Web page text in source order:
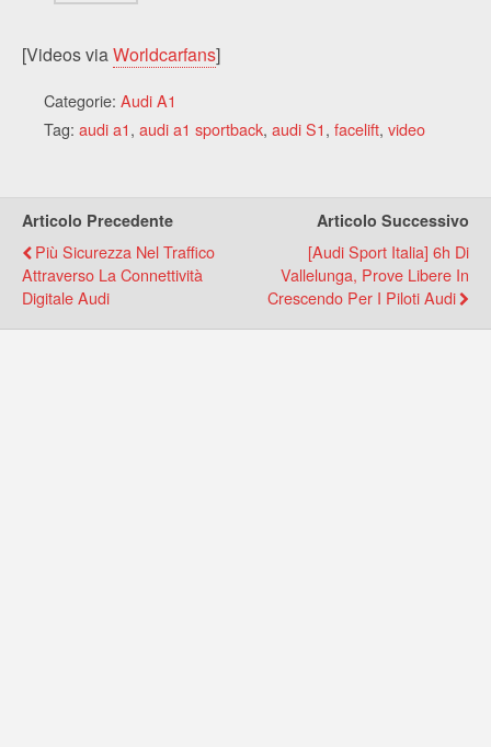
[Videos viaWorldcarfans]
Categorie: Audi A1
Tag: audi a1, audi a1 sportback, audi S1, facelift, video
Articolo Precedente
Più Sicurezza Nel Traffico
Attraverso La Connettività
Digitale Audi
Articolo Successivo
[Audi Sport Italia] 6h Di
Vallelunga, Prove Libere In
Crescendo Per I Piloti Audi